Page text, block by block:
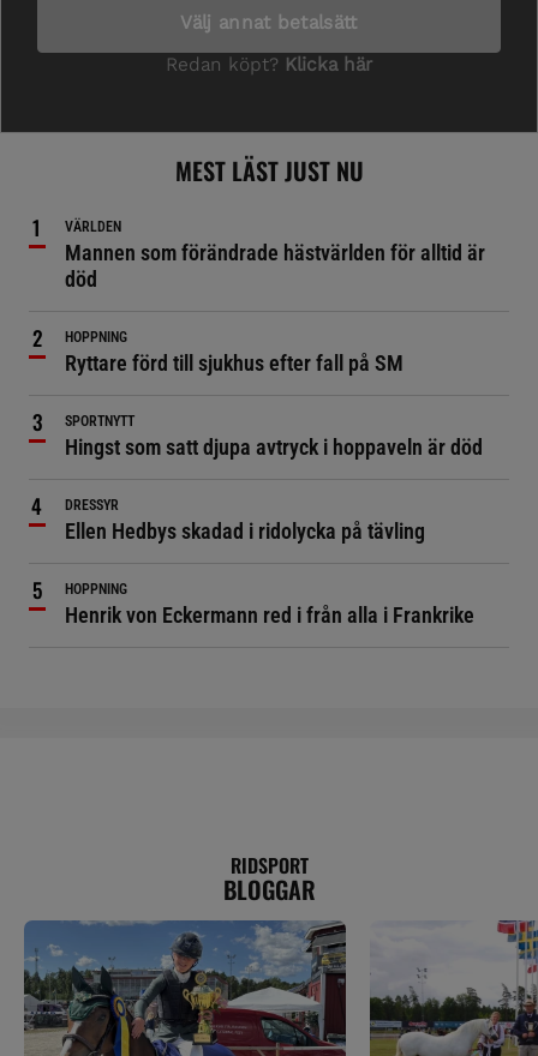
MEST LÄST JUST NU
VÄRLDEN
Mannen som förändrade hästvärlden för alltid är
död
HOPPNING
Ryttare förd till sjukhus efter fall på SM
SPORTNYTT
Hingst som satt djupa avtryck i hoppaveln är död
DRESSYR
Ellen Hedbys skadad i ridolycka på tävling
HOPPNING
Henrik von Eckermann red i från alla i Frankrike
RIDSPORT
BLOGGAR